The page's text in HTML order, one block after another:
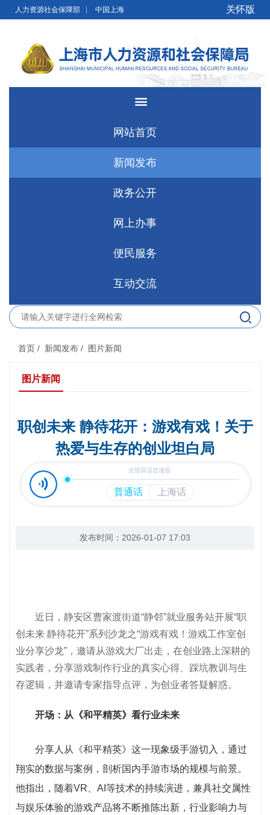
无障碍操作说明 跳转到网站导航区
人力资源社会保障部 中国上海 关怀版
网站首页
新闻发布
政务公开
网上办事
便民服务
互动交流
首页 / 新闻发布 / 图片新闻
图片新闻
职创未来 静待花开：游戏有戏！关于
热爱与生存的创业坦白局
发布时间：2026-01-07 17:03
近日，静安区曹家渡街道“静邻”就业服务站开展“职
创未来 静待花开”系列沙龙之“游戏有戏！游戏工作室创
业分享沙龙”，邀请从游戏大厂出走，在创业路上深耕的
实践者，分享游戏制作行业的真实心得、踩坑教训与生
存逻辑，并邀请专家指导点评，为创业者答疑解惑。
开场：从《和平精英》看行业未来
分享人从《和平精英》这一现象级手游切入，通过
翔实的数据与案例，剖析国内手游市场的规模与前景。
他指出，随着VR、AI等技术的持续演进，兼具社交属性
与娱乐体验的游戏产品将不断推陈出新，行业影响力与